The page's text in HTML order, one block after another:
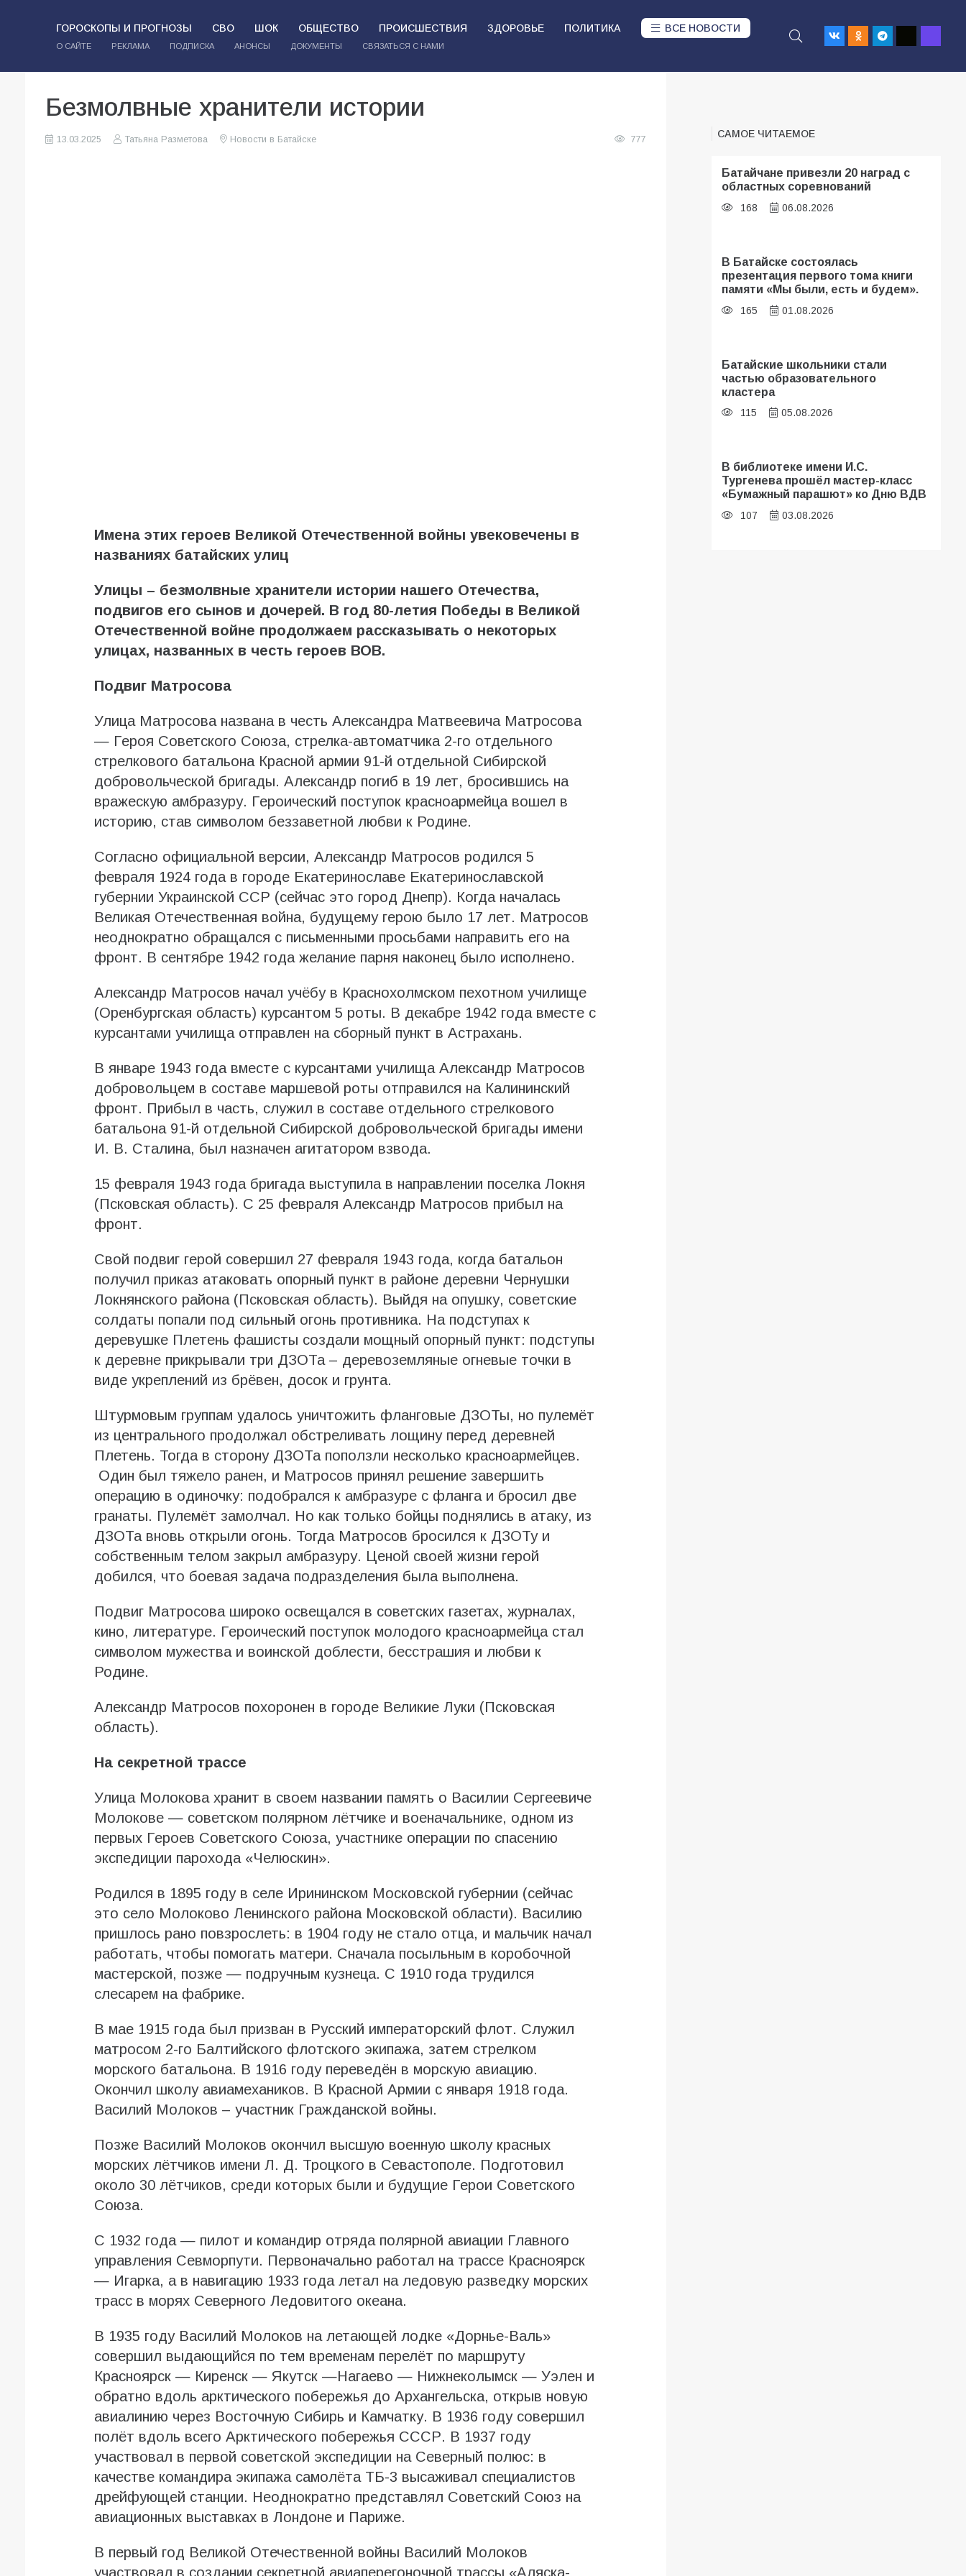
ГОРОСКОПЫ И ПРОГНОЗЫ СВО ШОК ОБЩЕСТВО ПРОИСШЕСТВИЯ ЗДОРОВЬЕ ПОЛИТИКА ВСЕ НОВОСТИ
О САЙТЕ РЕКЛАМА ПОДПИСКА АНОНСЫ ДОКУМЕНТЫ СВЯЗАТЬСЯ С НАМИ
Безмолвные хранители истории
13.03.2025 Татьяна Разметова Новости в Батайске 777
Имена этих героев Великой Отечественной войны увековечены в
названиях батайских улиц
Улицы – безмолвные хранители истории нашего Отечества,
подвигов его сынов и дочерей. В год 80-летия Победы в Великой
Отечественной войне продолжаем рассказывать о некоторых
улицах, названных в честь героев ВОВ.
Подвиг Матросова
Улица Матросова названа в честь Александра Матвеевича Матросова
— Героя Советского Союза, стрелка-автоматчика 2-го отдельного
стрелкового батальона Красной армии 91-й отдельной Сибирской
добровольческой бригады. Александр погиб в 19 лет, бросившись на
вражескую амбразуру. Героический поступок красноармейца вошел в
историю, став символом беззаветной любви к Родине.
Согласно официальной версии, Александр Матросов родился 5
февраля 1924 года в городе Екатеринославе Екатеринославской
губернии Украинской ССР (сейчас это город Днепр). Когда началась
Великая Отечественная война, будущему герою было 17 лет. Матросов
неоднократно обращался с письменными просьбами направить его на
фронт. В сентябре 1942 года желание парня наконец было исполнено.
Александр Матросов начал учёбу в Краснохолмском пехотном училище
(Оренбургская область) курсантом 5 роты. В декабре 1942 года вместе с
курсантами училища отправлен на сборный пункт в Астрахань.
В январе 1943 года вместе с курсантами училища Александр Матросов
добровольцем в составе маршевой роты отправился на Калининский
фронт. Прибыл в часть, служил в составе отдельного стрелкового
батальона 91-й отдельной Сибирской добровольческой бригады имени
И. В. Сталина, был назначен агитатором взвода.
15 февраля 1943 года бригада выступила в направлении поселка Локня
(Псковская область). С 25 февраля Александр Матросов прибыл на
фронт.
Свой подвиг герой совершил 27 февраля 1943 года, когда батальон
получил приказ атаковать опорный пункт в районе деревни Чернушки
Локнянского района (Псковская область). Выйдя на опушку, советские
солдаты попали под сильный огонь противника. На подступах к
деревушке Плетень фашисты создали мощный опорный пункт: подступы
к деревне прикрывали три ДЗОТа – деревоземляные огневые точки в
виде укреплений из брёвен, досок и грунта.
Штурмовым группам удалось уничтожить фланговые ДЗОТы, но пулемёт
из центрального продолжал обстреливать лощину перед деревней
Плетень. Тогда в сторону ДЗОТа поползли несколько красноармейцев.
Один был тяжело ранен, и Матросов принял решение завершить
операцию в одиночку: подобрался к амбразуре с фланга и бросил две
гранаты. Пулемёт замолчал. Но как только бойцы поднялись в атаку, из
ДЗОТа вновь открыли огонь. Тогда Матросов бросился к ДЗОТу и
собственным телом закрыл амбразуру. Ценой своей жизни герой
добился, что боевая задача подразделения была выполнена.
Подвиг Матросова широко освещался в советских газетах, журналах,
кино, литературе. Героический поступок молодого красноармейца стал
символом мужества и воинской доблести, бесстрашия и любви к
Родине.
Александр Матросов похоронен в городе Великие Луки (Псковская
область).
На секретной трассе
Улица Молокова хранит в своем названии память о Василии Сергеевиче
Молокове — советском полярном лётчике и военачальнике, одном из
первых Героев Советского Союза, участнике операции по спасению
экспедиции парохода «Челюскин».
Родился в 1895 году в селе Ирининском Московской губернии (сейчас
это село Молоково Ленинского района Московской области). Василию
пришлось рано повзрослеть: в 1904 году не стало отца, и мальчик начал
работать, чтобы помогать матери. Сначала посыльным в коробочной
мастерской, позже — подручным кузнеца. С 1910 года трудился
слесарем на фабрике.
В мае 1915 года был призван в Русский императорский флот. Служил
матросом 2-го Балтийского флотского экипажа, затем стрелком
морского батальона. В 1916 году переведён в морскую авиацию.
Окончил школу авиамехаников. В Красной Армии с января 1918 года.
Василий Молоков – участник Гражданской войны.
Позже Василий Молоков окончил высшую военную школу красных
морских лётчиков имени Л. Д. Троцкого в Севастополе. Подготовил
около 30 лётчиков, среди которых были и будущие Герои Советского
Союза.
С 1932 года — пилот и командир отряда полярной авиации Главного
управления Севморпути. Первоначально работал на трассе Красноярск
— Игарка, а в навигацию 1933 года летал на ледовую разведку морских
трасс в морях Северного Ледовитого океана.
В 1935 году Василий Молоков на летающей лодке «Дорнье-Валь»
совершил выдающийся по тем временам перелёт по маршруту
Красноярск — Киренск — Якутск —Нагаево — Нижнеколымск — Уэлен и
обратно вдоль арктического побережья до Архангельска, открыв новую
авиалинию через Восточную Сибирь и Камчатку. В 1936 году совершил
полёт вдоль всего Арктического побережья СССР. В 1937 году
участвовал в первой советской экспедиции на Северный полюс: в
качестве командира экипажа самолёта ТБ-3 высаживал специалистов
дрейфующей станции. Неоднократно представлял Советский Союз на
авиационных выставках в Лондоне и Париже.
В первый год Великой Отечественной войны Василий Молоков
участвовал в создании секретной авиаперегоночной трассы «Аляска-
САМОЕ ЧИТАЕМОЕ
Батайчане привезли 20 наград с
областных соревнований
168 06.08.2026
В Батайске состоялась
презентация первого тома книги
памяти «Мы были, есть и будем».
165 01.08.2026
Батайские школьники стали
частью образовательного
кластера
115 05.08.2026
В библиотеке имени И.С.
Тургенева прошёл мастер-класс
«Бумажный парашют» ко Дню ВДВ
107 03.08.2026